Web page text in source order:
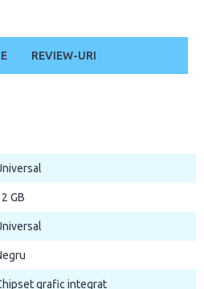
REVIEW-URI
GB
grafic integrat